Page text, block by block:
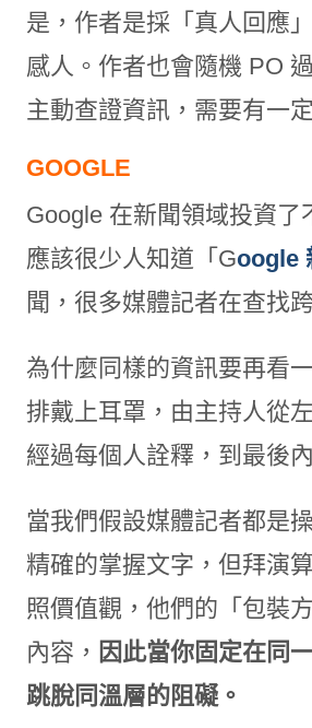
是，作者是採「真人回應
感人。作者也會隨機 PO
主動查證資訊，需要有一
GOOGLE
Google 在新聞領域投資了
應該很少人知道「Google
聞，很多媒體記者在查找
為什麼同樣的資訊要再看
排戴上耳罩，由主持人從
經過每個人詮釋，到最後
當我們假設媒體記者都是
精確的掌握文字，但拜演
照價值觀，他們的「包裝
內容， 因此當你固定在同
跳脫同溫層的阻礙。